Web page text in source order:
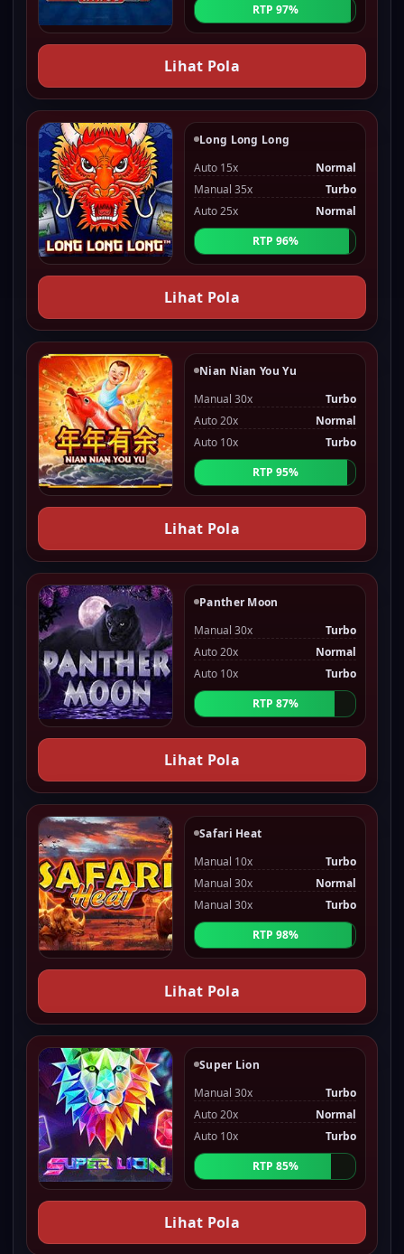
RTP 97%
Lihat Pola
Long Long Long
Auto 15x
Normal
Manual 35x
Turbo
Auto 25x
Normal
RTP 96%
Lihat Pola
Nian Nian You Yu
Manual 30x
Turbo
Auto 20x
Normal
Auto 10x
Turbo
RTP 95%
Lihat Pola
Panther Moon
Manual 30x
Turbo
Auto 20x
Normal
Auto 10x
Turbo
RTP 87%
Lihat Pola
Safari Heat
Manual 10x
Turbo
Manual 30x
Normal
Manual 30x
Turbo
RTP 98%
Lihat Pola
Super Lion
Manual 30x
Turbo
Auto 20x
Normal
Auto 10x
Turbo
RTP 85%
Lihat Pola